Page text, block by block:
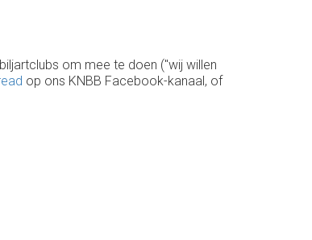
om mee te doen ("wij willen
op ons KNBB Facebook-kanaal, of